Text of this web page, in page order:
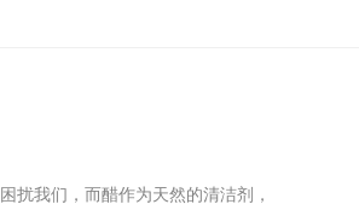
扰我们，而醋作为天然的清洁剂，